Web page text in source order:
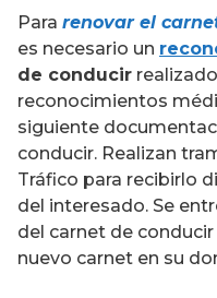
Para renovar el
es necesario un
de conducir
reconocimientos
siguiente
conducir. Realizan
Tráfico para recibirlo
del interesado. Se
del carnet de
nuevo carnet en su